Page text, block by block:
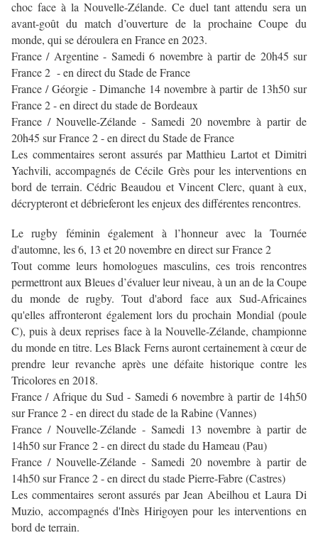
choc face à la Nouvelle-Zélande. Ce duel tant attendu sera un
avant-goût du match d’ouverture de la prochaine Coupe du
monde, qui se déroulera en France en 2023.
France / Argentine - Samedi 6 novembre à partir de 20h45 sur
France 2 - en direct du Stade de France
France / Géorgie - Dimanche 14 novembre à partir de 13h50 sur
France 2 - en direct du stade de Bordeaux
France / Nouvelle-Zélande - Samedi 20 novembre à partir de
20h45 sur France 2 - en direct du Stade de France
Les commentaires seront assurés par Matthieu Lartot et Dimitri
Yachvili, accompagnés de Cécile Grès pour les interventions en
bord de terrain. Cédric Beaudou et Vincent Clerc, quant à eux,
décrypteront et débrieferont les enjeux des différentes rencontres.
Le rugby féminin également à l’honneur avec la Tournée
d'automne, les 6, 13 et 20 novembre en direct sur France 2
Tout comme leurs homologues masculins, ces trois rencontres
permettront aux Bleues d’évaluer leur niveau, à un an de la Coupe
du monde de rugby. Tout d'abord face aux Sud-Africaines
qu'elles affronteront également lors du prochain Mondial (poule
C), puis à deux reprises face à la Nouvelle-Zélande, championne
du monde en titre. Les Black Ferns auront certainement à cœur de
prendre leur revanche après une défaite historique contre les
Tricolores en 2018.
France / Afrique du Sud - Samedi 6 novembre à partir de 14h50
sur France 2 - en direct du stade de la Rabine (Vannes)
France / Nouvelle-Zélande - Samedi 13 novembre à partir de
14h50 sur France 2 - en direct du stade du Hameau (Pau)
France / Nouvelle-Zélande - Samedi 20 novembre à partir de
14h50 sur France 2 - en direct du stade Pierre-Fabre (Castres)
Les commentaires seront assurés par Jean Abeilhou et Laura Di
Muzio, accompagnés d'Inès Hirigoyen pour les interventions en
bord de terrain.